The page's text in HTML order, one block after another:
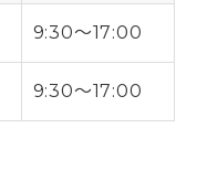
9:30～17:00
9:30～17:00